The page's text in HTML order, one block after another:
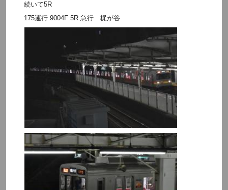
続いて5R
175運行 9004F 5R 急行 梶が谷